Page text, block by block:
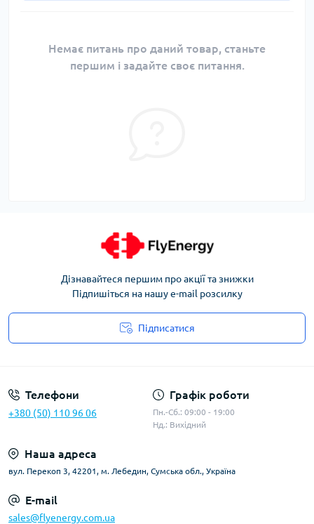
Немає питань про даний товар, станьте
першим і задайте своє питання.
Дізнавайтеся першим про акції та знижки
Підпишіться на нашу e-mail розсилку
Підписатися
Телефони
+380 (50) 110 96 06
Графік роботи
Пн.-Сб.: 09:00 - 19:00
Нд.: Вихідний
Наша адреса
вул. Перекоп 3, 42201, м. Лебедин, Сумська обл., Україна
E-mail
sales@flyenergy.com.ua